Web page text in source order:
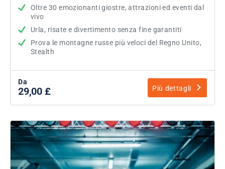
Oltre 30 emozionanti giostre, attrazioni ed eventi dal
vivo
Urla, risate e divertimento senza fine garantiti
Prova le montagne russe più veloci del Regno Unito,
Stealth
Da
29,00 £ Più dettagli